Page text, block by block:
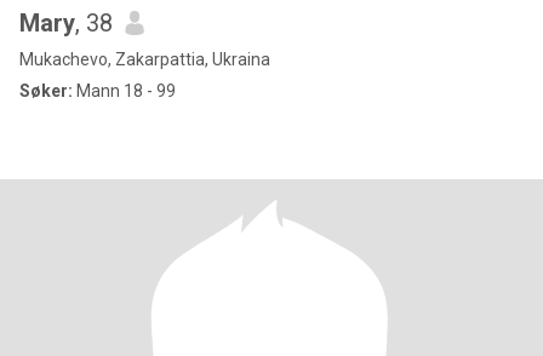
Mary, 38
Mukachevo, Zakarpattia, Ukraina
Søker: Mann 18 - 99